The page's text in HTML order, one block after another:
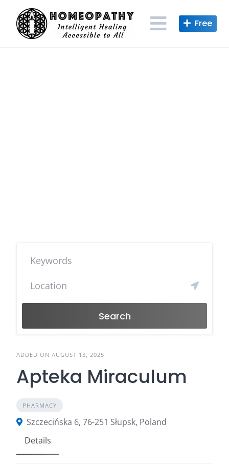
content
Search
ADDED ON AUGUST 13, 2025
Apteka Miraculum
PHARMACY
Szczecińska 6, 76-251 Słupsk, Poland
Details